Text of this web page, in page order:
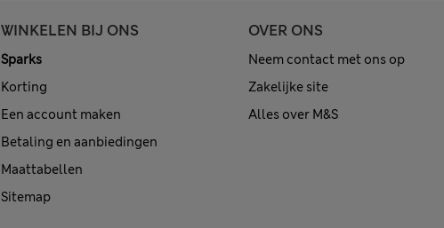
WINKELEN BIJ ONS
Sparks
Korting
Een account maken
Betaling en aanbiedingen
Maattabellen
Sitemap
OVER ONS
Neem contact met ons op
Zakelijke site
Alles over M&S